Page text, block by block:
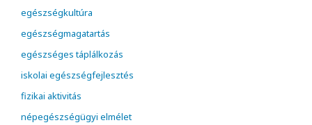
egészségkultúra
egészségmagatartás
egészséges táplálkozás
iskolai egészségfejlesztés
fizikai aktivitás
népegészségügyi elmélet